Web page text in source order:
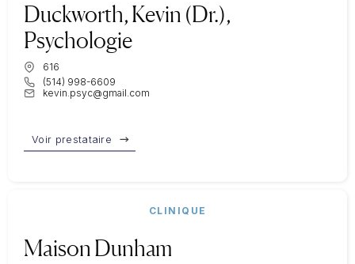
Duckworth, Kevin (Dr.),
Psychologie
616
(514) 998-6609
kevin.psyc@gmail.com
Voir prestataire
CLINIQUE
Maison Dunham